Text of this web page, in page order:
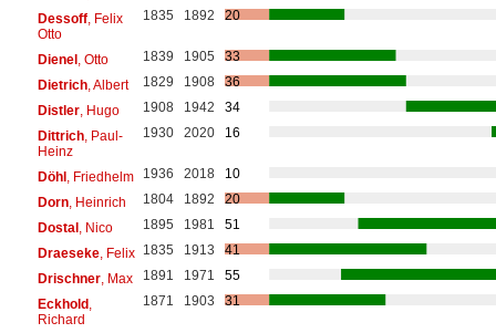
Dessoff, Felix
Otto
1835 1892 20
Dienel, Otto 1839 1905
33
Dietrich, Albert 1829 1908
36
Distler, Hugo 1908 1942
34
Dittrich, Paul-
Heinz
1930 2020 16
Döhl, Friedhelm 1936 2018
10
Dorn, Heinrich 1804 1892
20
Dostal, Nico 1895 1981
51
Draeseke, Felix 1835 1913
41
Drischner, Max 1891 1971
55
Eckhold,
Richard
1871 1903 31